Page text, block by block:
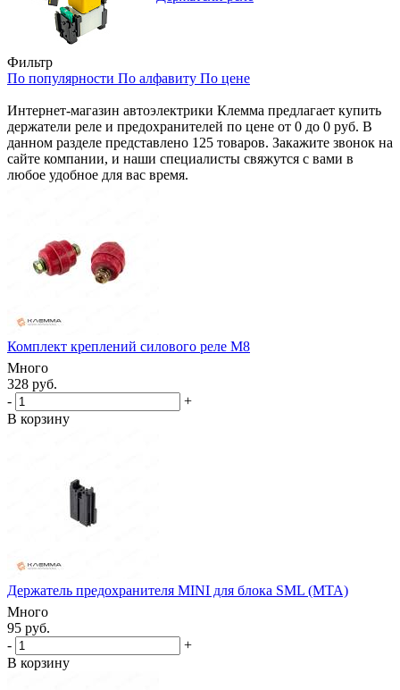
Фильтр
По популярности По алфавиту По цене
Интернет-магазин автоэлектрики Клемма предлагает купить
держатели реле и предохранителей по цене от 0 до 0 руб. В
данном разделе представлено 125 товаров. Закажите звонок на
сайте компании, и наши специалисты свяжутся с вами в
любое удобное для вас время.
Комплект креплений силового реле М8
Много
328 руб.
-
+
В корзину
Держатель предохранителя MINI для блока SML (MTA)
Много
95 руб.
-
+
В корзину